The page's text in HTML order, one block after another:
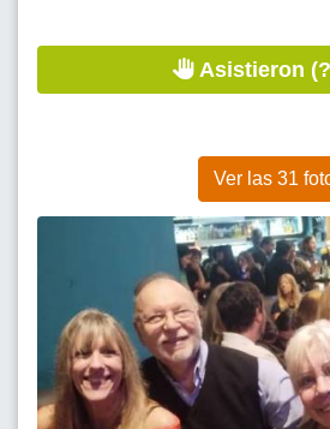
Asistieron
Ver las 31